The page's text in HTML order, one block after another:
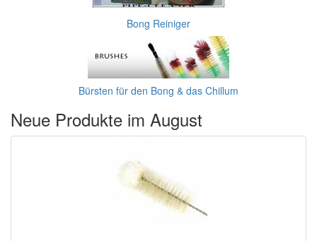
Bong Reiniger
Bürsten für den Bong & das Chillum
Neue Produkte im August